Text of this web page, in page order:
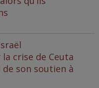
crise de Ceuta
son soutien à